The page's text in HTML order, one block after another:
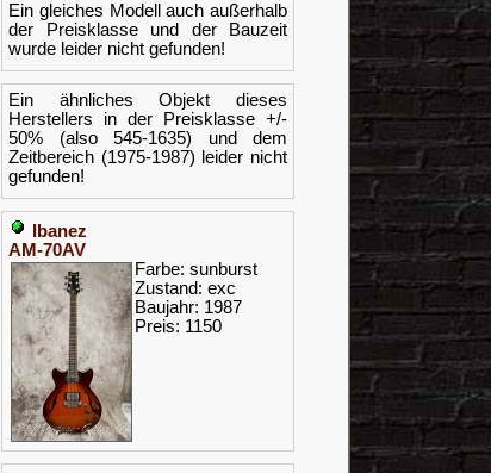
Ein gleiches Modell auch außerhalb
der Preisklasse und der Bauzeit
wurde leider nicht gefunden!
Ein ähnliches Objekt dieses
Herstellers in der Preisklasse +/-
50% (also 545-1635) und dem
Zeitbereich (1975-1987) leider nicht
gefunden!
Ibanez
AM-70AV
Farbe: sunburst
Zustand: exc
Baujahr: 1987
Preis: 1150